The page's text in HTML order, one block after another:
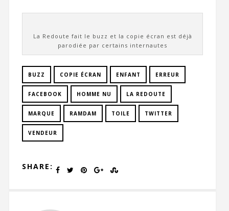
La Redoute fait le buzz et la copie écran est déjà
parodiée par certains internautes
BUZZ COPIE ÉCRAN ENFANT ERREUR
FACEBOOK HOMME NU LA REDOUTE
MARQUE RAMDAM TOILE TWITTER
VENDEUR
SHARE: